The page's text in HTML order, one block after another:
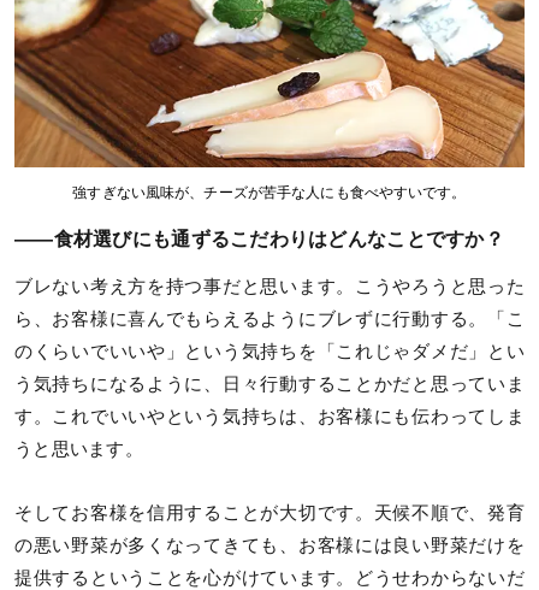
強すぎない風味が、チーズが苦手な人にも食べやすいです。
——食材選びにも通ずるこだわりはどんなことですか？
ブレない考え方を持つ事だと思います。こうやろうと思った
ら、お客様に喜んでもらえるようにブレずに行動する。「こ
のくらいでいいや」という気持ちを「これじゃダメだ」とい
う気持ちになるように、日々行動することかだと思っていま
す。これでいいやという気持ちは、お客様にも伝わってしま
うと思います。
そしてお客様を信用することが大切です。天候不順で、発育
の悪い野菜が多くなってきても、お客様には良い野菜だけを
提供するということを心がけています。どうせわからないだ